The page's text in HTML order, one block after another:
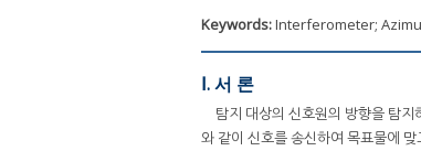
Keywords:Interferometer;
Ⅰ. 서 론
탐지 대상의 신호원의 방향을 탐
와 같이 신호를 송신하여 목표물에